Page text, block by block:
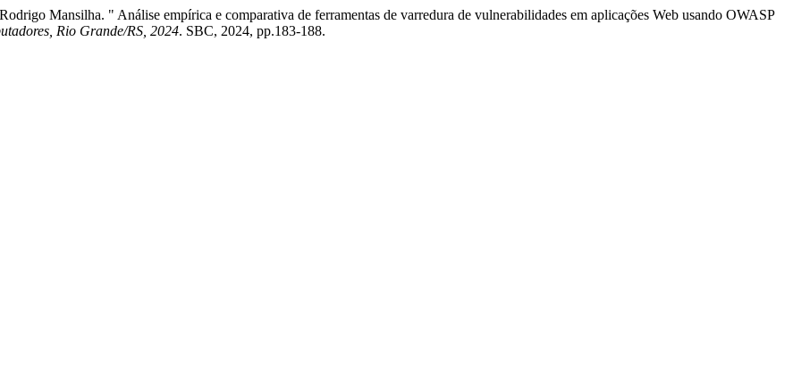
Mansilha. " Análise empírica e comparativa de ferramentas de varredura de vulnerabilidades em aplicações Web usando OWASP
Rio Grande/RS, 2024. SBC, 2024, pp.183-188.